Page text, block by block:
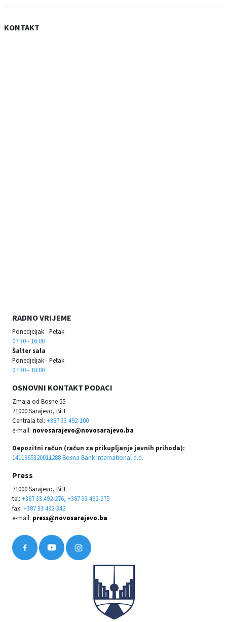
KONTAKT
RADNO VRIJEME
Ponedjeljak - Petak
07:30 - 16:00
Šalter sala
Ponedjeljak - Petak
07:30 - 18:00
OSNOVNI KONTAKT PODACI
Zmaja od Bosne 55
71000 Sarajevo, BiH
Centrala tel: +387 33 492-100
e-mail: novosarajevo@novosarajevo.ba
Depozitni račun (račun za prikupljanje javnih prihoda):
1411965320011288 Bosna Bank International d.d.
Press
71000 Sarajevo, BiH
tel: +387 33 492-276, +387 33 492-275
fax: +387 33 492-342
e-mail: press@novosarajevo.ba